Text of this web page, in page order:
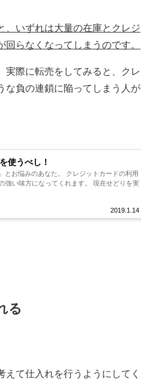
、いずれは大量の在庫とクレジ
らなくなってしまうのです。
実際に転売をしてみると、クレ
な負の連鎖に陥ってしまう人が
使うべし！
2019.1.14
る
て仕入れを行うようにしてく